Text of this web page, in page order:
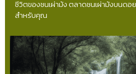
ชีวิตของชนเผ่าม้ง ตลาดชนเผ่าม้งบนดอ
สำหรับคุณ